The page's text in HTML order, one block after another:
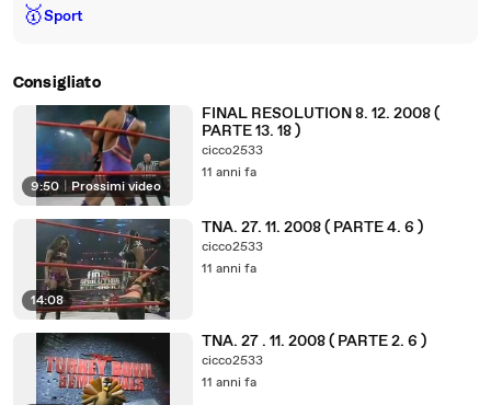
🥇Sport
Consigliato
9:50 Prossimi video
FINAL RESOLUTION 8. 12. 2008 (
PARTE 13. 18 )
cicco2533
11 anni fa
14:08
TNA. 27. 11. 2008 ( PARTE 4. 6 )
cicco2533
11 anni fa
TNA. 27 . 11. 2008 ( PARTE 2. 6 )
cicco2533
11 anni fa